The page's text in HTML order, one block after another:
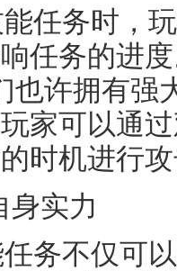
任务时，
任务的进
也许拥有强
家可以通
时机进行
身实力
务不仅可